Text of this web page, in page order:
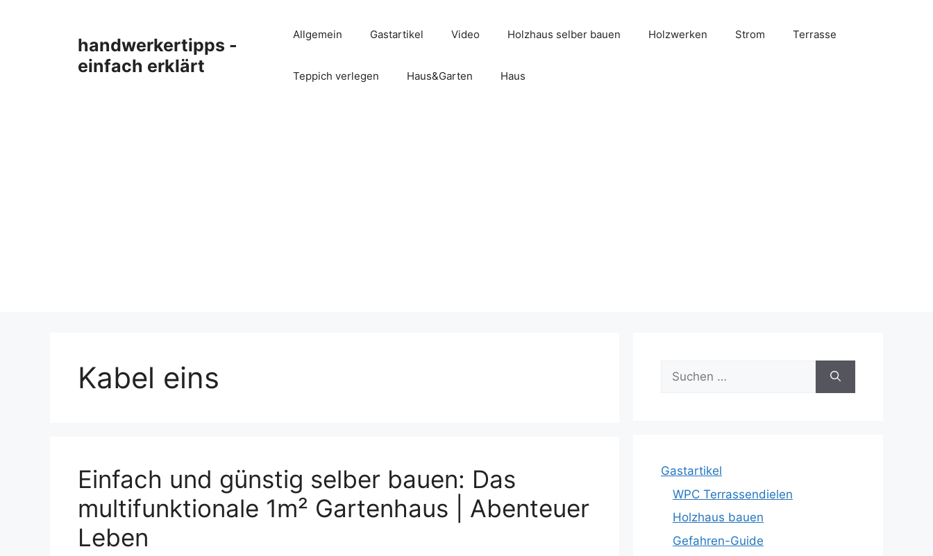
handwerkertipps -
einfach erklärt
Allgemein Gastartikel Video Holzhaus selber bauen Holzwerken Strom Terrasse
Teppich verlegen Haus&Garten Haus
Kabel eins
Einfach und günstig selber bauen: Das
multifunktionale 1m² Gartenhaus | Abenteuer
Leben
Suche
nach:
Gastartikel
WPC Terrassendielen
Holzhaus bauen
Gefahren-Guide